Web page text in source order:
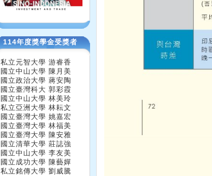
114年度獎學金受獎者
私立元智大學 游睿香
國立中山大學 陳月美
國立政治大學 蔣安陶
國立臺灣科大 郭彩霞
國立中山大學 林美玲
私立亞洲大學 林耘文
國立臺灣大學 姚嘉宏
國立臺灣大學 林福美
國立臺灣大學 陳安雅
國立清華大學 莊誌強
國立中山大學 李友美
國立成功大學 陳藝嬋
私立銘傳大學 劉威騰